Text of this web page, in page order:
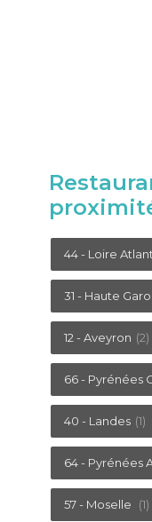
44 - Loire
31 - Haute
12 - Aveyron (2)
66 - Pyrénées
40 - Landes (1)
64 - Pyrénées
57 - Moselle (1)